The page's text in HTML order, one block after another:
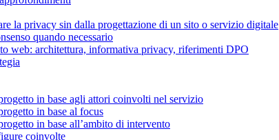
la privacy sin dalla progettazione di un sito o servizio digitale
quando necessario
web: architettura, informativa privacy, riferimenti DPO
in base agli attori coinvolti nel servizio
in base al focus
in base all’ambito di intervento
coinvolte